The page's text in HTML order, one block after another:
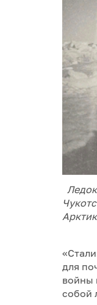
для
войны
собой